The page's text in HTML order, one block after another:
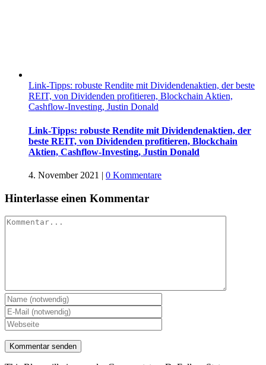
Link-Tipps: robuste Rendite mit Dividendenaktien, der beste
REIT, von Dividenden profitieren, Blockchain Aktien,
Cashflow-Investing, Justin Donald
Link-Tipps: robuste Rendite mit Dividendenaktien, der
beste REIT, von Dividenden profitieren, Blockchain
Aktien, Cashflow-Investing, Justin Donald
4. November 2021 | 0 Kommentare
Hinterlasse einen Kommentar
Kommentar